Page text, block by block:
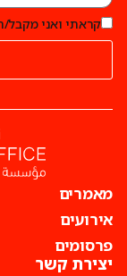
קראתי ואני מקבל/
מאמרים
אירועים
פרסומים
יצירת קשר